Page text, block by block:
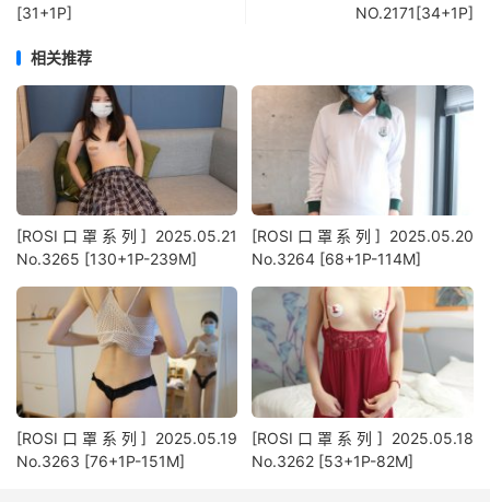
[31+1P]
NO.2171[34+1P]
相关推荐
[ROSI口罩系列] 2025.05.21
No.3265 [130+1P-239M]
[ROSI口罩系列] 2025.05.20
No.3264 [68+1P-114M]
[ROSI口罩系列] 2025.05.19
No.3263 [76+1P-151M]
[ROSI口罩系列] 2025.05.18
No.3262 [53+1P-82M]